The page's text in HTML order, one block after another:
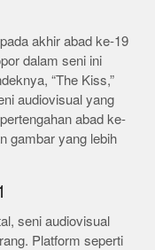
akhir abad ke-19
dalam seni ini
“The Kiss,”
audiovisual yang
abad ke-
gambar yang lebih
seni audiovisual
Platform seperti